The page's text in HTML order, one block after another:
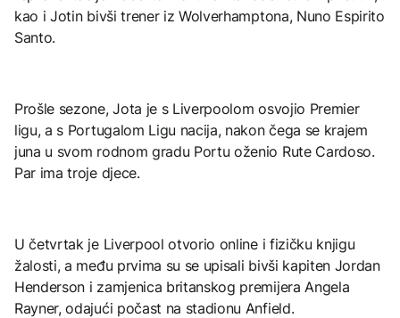
kao i Jotin bivši trener iz Wolverhamptona, Nuno Espirito
Santo.
Prošle sezone, Jota je s Liverpoolom osvojio Premier
ligu, a s Portugalom Ligu nacija, nakon čega se krajem
juna u svom rodnom gradu Portu oženio Rute Cardoso.
Par ima troje djece.
U četvrtak je Liverpool otvorio online i fizičku knjigu
žalosti, a među prvima su se upisali bivši kapiten Jordan
Henderson i zamjenica britanskog premijera Angela
Rayner, odajući počast na stadionu Anfield.